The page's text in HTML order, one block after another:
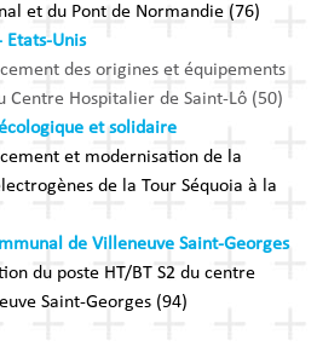
et du Pont de Normandie (76)
Unis
des origines et équipements
Centre Hospitalier de Saint-Lô (50)
et solidaire
et modernisation de la
de la Tour Séquoia à la
de Villeneuve Saint-Georges
du poste HT/BT S2 du centre
Saint-Georges (94)